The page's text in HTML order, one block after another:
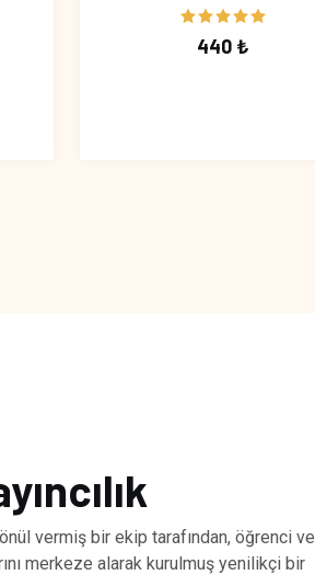
440 ₺
vermiş bir ekip tarafından, öğrenci ve
merkeze alarak kurulmuş yenilikçi bir